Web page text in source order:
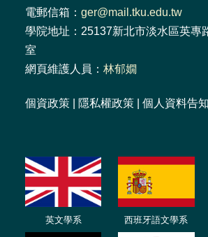
電郵信箱： ger@mail.tku.edu.tw
學院地址：25137新北市淡水區英專
室
網頁維護人員： 林郁嫺
個資政策 隱私權政策 個人資料告
英文學系 西班牙語文學系